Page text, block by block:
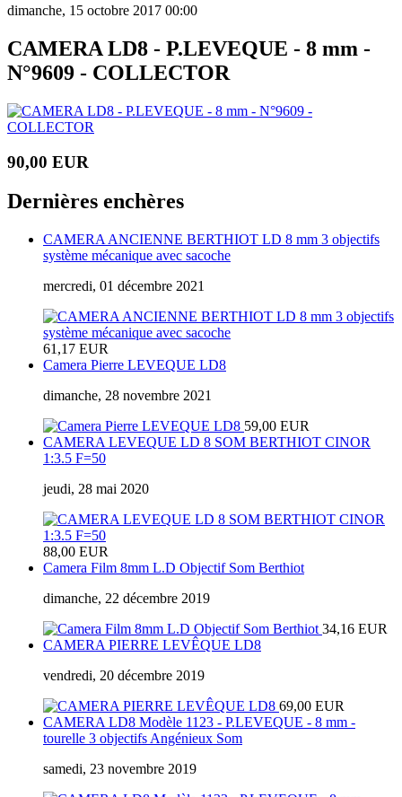
dimanche, 15 octobre 2017 00:00
CAMERA LD8 - P.LEVEQUE - 8 mm -
N°9609 - COLLECTOR
90,00 EUR
Dernières enchères
CAMERA ANCIENNE BERTHIOT LD 8 mm 3 objectifs
système mécanique avec sacoche
mercredi, 01 décembre 2021
61,17 EUR
Camera Pierre LEVEQUE LD8
dimanche, 28 novembre 2021
59,00 EUR
CAMERA LEVEQUE LD 8 SOM BERTHIOT CINOR
1:3.5 F=50
jeudi, 28 mai 2020
88,00 EUR
Camera Film 8mm L.D Objectif Som Berthiot
dimanche, 22 décembre 2019
34,16 EUR
CAMERA PIERRE LEVÊQUE LD8
vendredi, 20 décembre 2019
69,00 EUR
CAMERA LD8 Modèle 1123 - P.LEVEQUE - 8 mm -
tourelle 3 objectifs Angénieux Som
samedi, 23 novembre 2019